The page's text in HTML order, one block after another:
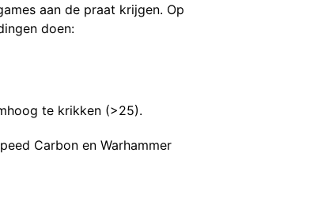
aan de praat krijgen. Op
doen:
te krikken (>25).
Carbon en Warhammer